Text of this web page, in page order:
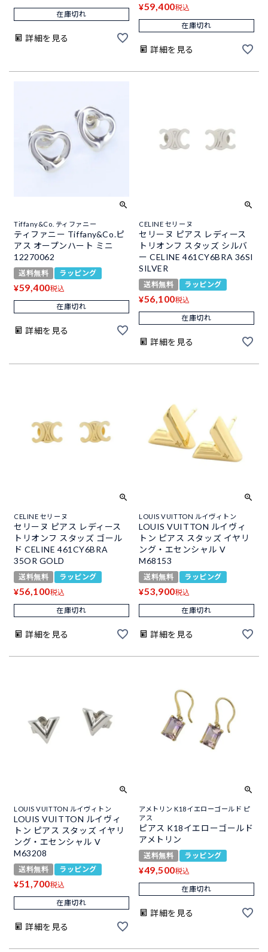
在庫切れ
詳細を見る
¥59,400税込
在庫切れ
詳細を見る
Tiffany&Co. ティファニー
ティファニー Tiffany&Co.ピ
アス オープンハート ミニ
12270062
送料無料 ラッピング
¥59,400税込
在庫切れ
詳細を見る
CELINE セリーヌ
セリーヌ ピアス レディース
トリオンフ スタッズ シルバ
ー CELINE 461CY6BRA 36SI
SILVER
送料無料 ラッピング
¥56,100税込
在庫切れ
詳細を見る
CELINE セリーヌ
セリーヌ ピアス レディース
トリオンフ スタッズ ゴール
ド CELINE 461CY6BRA
35OR GOLD
送料無料 ラッピング
¥56,100税込
在庫切れ
詳細を見る
LOUIS VUITTON ルイヴィトン
LOUIS VUITTON ルイヴィ
トン ピアス スタッズ イヤリ
ング・エセンシャル V
M68153
送料無料 ラッピング
¥53,900税込
在庫切れ
詳細を見る
LOUIS VUITTON ルイヴィトン
LOUIS VUITTON ルイヴィ
トン ピアス スタッズ イヤリ
ング・エセンシャル V
M63208
送料無料 ラッピング
¥51,700税込
在庫切れ
詳細を見る
アメトリン K18イエローゴールド ピ
アス
ピアス K18イエローゴールド
アメトリン
送料無料 ラッピング
¥49,500税込
在庫切れ
詳細を見る